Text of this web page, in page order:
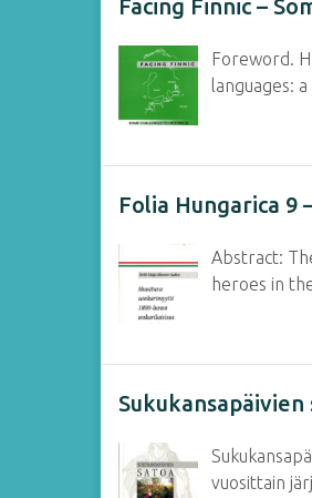
Facing Finnic –
Foreword.
languages:
Folia Hungarica 9
Abstract:
heroes in
vuosittain